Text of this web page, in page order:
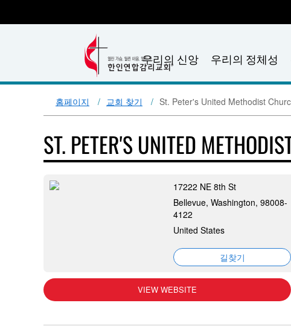
우리의 신앙 우리의 정체성
홈페이지 교회 찾기 St. Peter's United Methodist
ST. PETER'S UNITED
17222 NE 8th St
Bellevue, Washington, 98008-
4122
United States
길찾기
VIEW WEBSITE